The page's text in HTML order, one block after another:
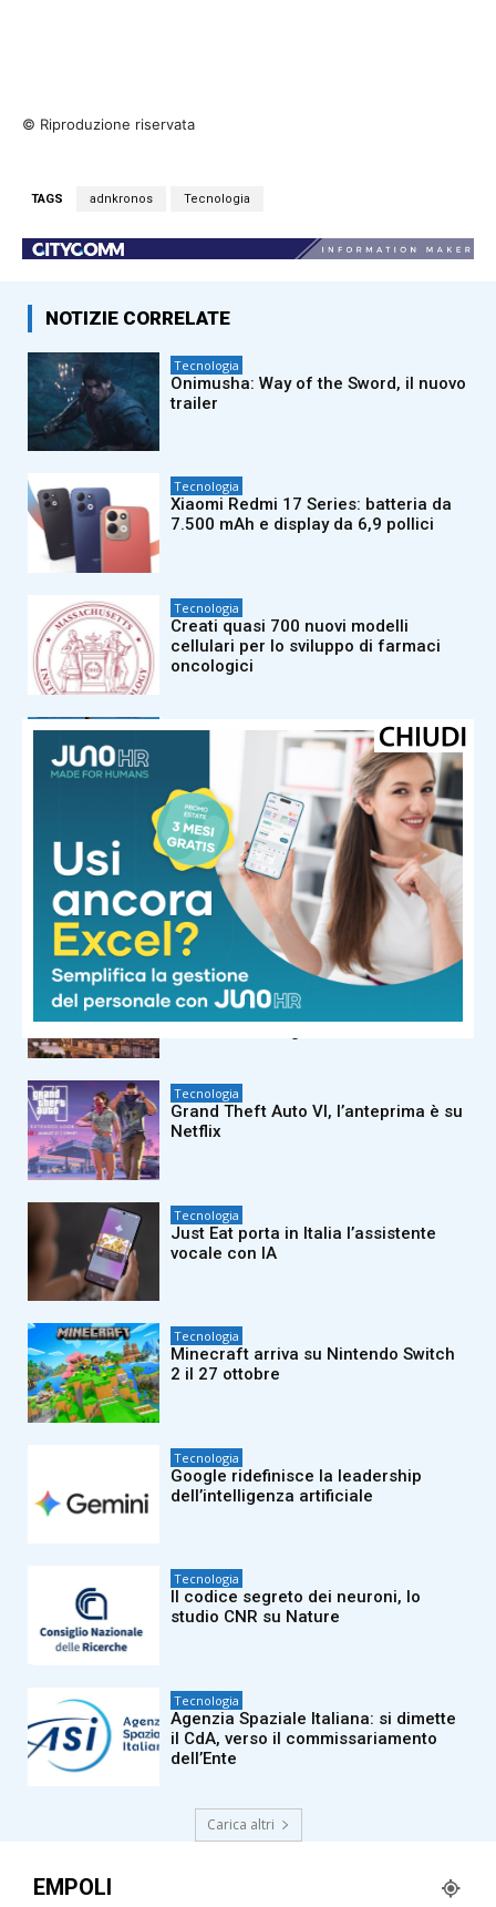
© Riproduzione riservata
TAGS adnkronos Tecnologia
NOTIZIE CORRELATE
Tecnologia
Onimusha: Way of the Sword, il nuovo
trailer
Tecnologia
Xiaomi Redmi 17 Series: batteria da
7.500 mAh e display da 6,9 pollici
Tecnologia
Creati quasi 700 nuovi modelli
cellulari per lo sviluppo di farmaci
oncologici
Tecnologia
Uli Latukefu sarà Ganondorf nel film
live-action di The Legend of Zelda
Tecnologia
Sviluppato un modello bayesiano per
calcolare la magnitudo dei terremoti
del passato
Tecnologia
COSPAR 2026: sottomarini come
simulatori spaziali, risorse lunari ed
Tecnologia
Grand Theft Auto VI, l’anteprima è su
Netflix
Tecnologia
Just Eat porta in Italia l’assistente
vocale con IA
Tecnologia
Minecraft arriva su Nintendo Switch
2 il 27 ottobre
Tecnologia
Google ridefinisce la leadership
dell’intelligenza artificiale
Tecnologia
Il codice segreto dei neuroni, lo
studio CNR su Nature
Tecnologia
Agenzia Spaziale Italiana: si dimette
il CdA, verso il commissariamento
dell’Ente
Carica altri
EMPOLI